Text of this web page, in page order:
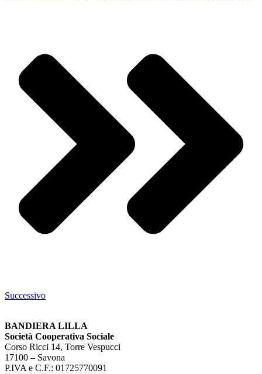
Successivo
BANDIERA LILLA
Società Cooperativa Sociale
Corso Ricci 14, Torre Vespucci
17100 – Savona
P.IVA e C.F.: 01725770091